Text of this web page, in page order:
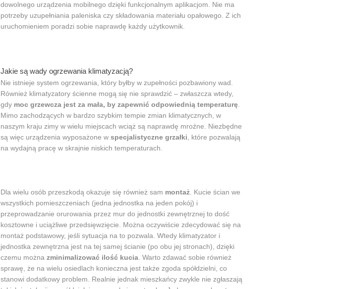
dowolnego urządzenia mobilnego dzięki funkcjonalnym aplikacjom. Nie ma
potrzeby uzupełniania paleniska czy składowania materiału opałowego. Z ich
uruchomieniem poradzi sobie naprawdę każdy użytkownik.
Jakie są wady ogrzewania klimatyzacją?
Nie istnieje system ogrzewania, który byłby w zupełności pozbawiony wad.
Również klimatyzatory ścienne mogą się nie sprawdzić – zwłaszcza wtedy,
gdy moc grzewcza jest za mała, by zapewnić odpowiednią temperaturę
Mimo zachodzących w bardzo szybkim tempie zmian klimatycznych, w
naszym kraju zimy w wielu miejscach wciąż są naprawdę mroźne. Niezbędne
są więc urządzenia wyposażone w specjalistyczne grzałki , które pozwalają
na wydajną pracę w skrajnie niskich temperaturach.
Dla wielu osób przeszkodą okazuje się również sam montaż. Kucie ścian we
wszystkich pomieszczeniach (jedna jednostka na jeden pokój) i
przeprowadzanie orurowania przez mur do jednostki zewnętrznej to dość
kosztowne i uciążliwe przedsięwzięcie. Można oczywiście zdecydować się na
montaż podstawowy, jeśli sytuacja na to pozwala. Wtedy klimatyzator i
jednostka zewnętrzna jest na tej samej ścianie (po obu jej stronach), dzięki
czemu można zminimalizować ilość kucia. Warto zdawać sobie również
sprawę, że na wielu osiedlach konieczna jest także zgoda spółdzielni, co
stanowi dodatkowy problem. Realnie jednak mieszkańcy zwykle nie zgłaszają